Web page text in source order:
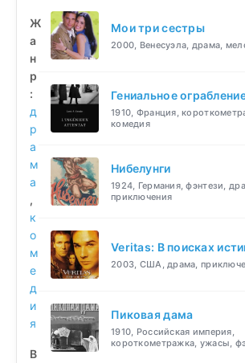
Ж
а
н
р
:
д
р
а
м
а
,
к
о
м
е
д
и
я
В
Мои три сестры
2000, Венесуэла, драма,
Гениальное
1910, Франция,
комедия
Нибелунги
1924, Германия, фэнтези,
приключения
Veritas: В поисках
2003, США, драма,
Пиковая дама
1910, Российская империя,
короткометражка, ужасы,